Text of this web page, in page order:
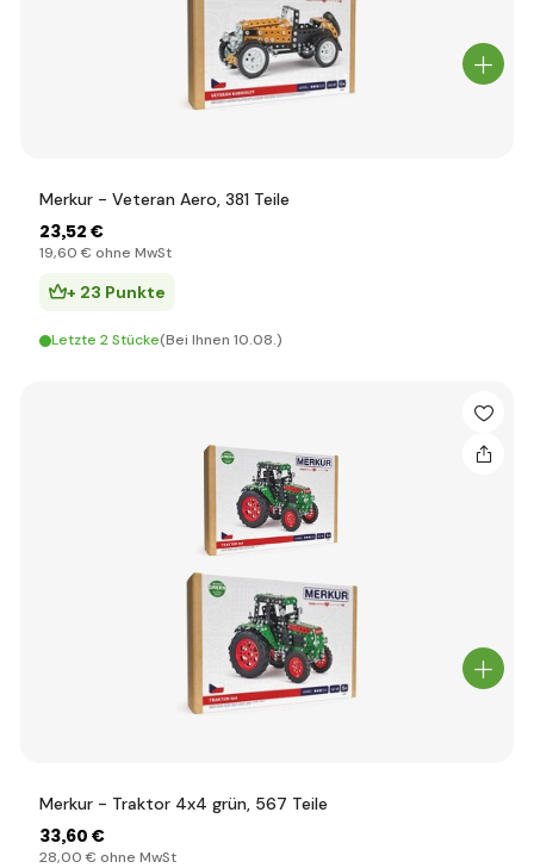
Merkur - Veteran Aero, 381 Teile
23,52 €
19,60 € ohne MwSt
+ 23 Punkte
Letzte 2 Stücke(Bei Ihnen 10.08.)
Merkur - Traktor 4x4 grün, 567 Teile
33,60 €
28,00 € ohne MwSt